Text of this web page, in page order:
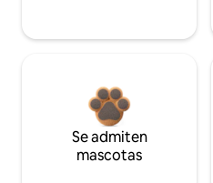
Se admiten
mascotas